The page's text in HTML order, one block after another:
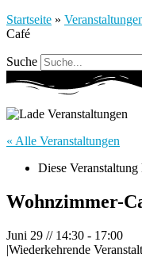
Startseite »
Café
Suche
« Alle Veranstaltungen
Diese Veranstaltung
Wohnzimmer-
Juni 29 // 14:30 - 17:00
|Wiederkehrende